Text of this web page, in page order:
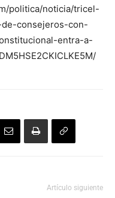
politica/noticia/tricel-
consejeros-con-
entra-a-
Artículo siguiente